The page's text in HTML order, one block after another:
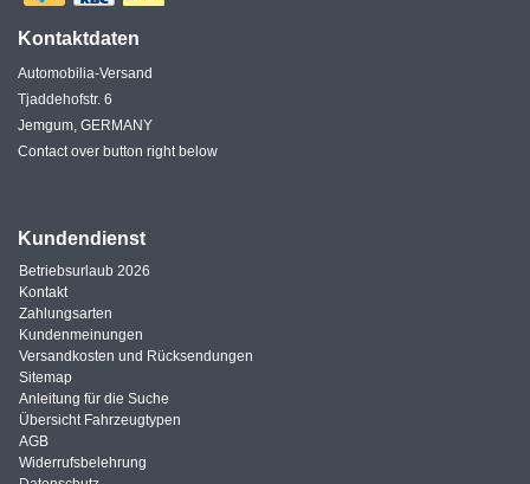
Kontaktdaten
Automobilia-Versand
Tjaddehofstr. 6
Jemgum, GERMANY
Contact over button right below
Kundendienst
Betriebsurlaub 2026
Kontakt
Zahlungsarten
Kundenmeinungen
Versandkosten und Rücksendungen
Sitemap
Anleitung für die Suche
Übersicht Fahrzeugtypen
AGB
Widerrufsbelehrung